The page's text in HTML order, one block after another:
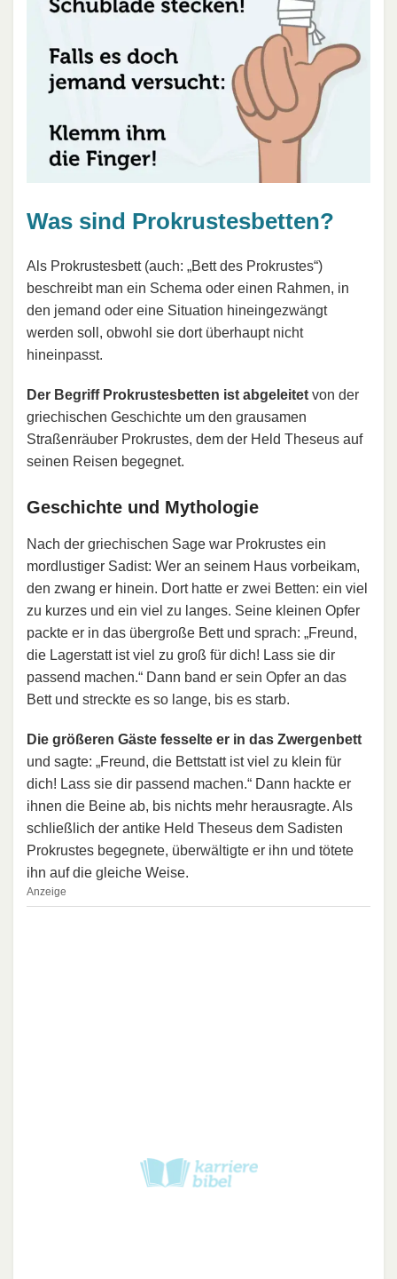
Was sind Prokrustesbetten?
Als Prokrustesbett (auch: „Bett des Prokrustes“)
beschreibt man ein Schema oder einen Rahmen, in
den jemand oder eine Situation hineingezwängt
werden soll, obwohl sie dort überhaupt nicht
hineinpasst.
Der Begriff Prokrustesbetten ist abgeleitet von der
griechischen Geschichte um den grausamen
Straßenräuber Prokrustes, dem der Held Theseus auf
seinen Reisen begegnet.
Geschichte und Mythologie
Nach der griechischen Sage war Prokrustes ein
mordlustiger Sadist: Wer an seinem Haus vorbeikam,
den zwang er hinein. Dort hatte er zwei Betten: ein viel
zu kurzes und ein viel zu langes. Seine kleinen Opfer
packte er in das übergroße Bett und sprach: „Freund,
die Lagerstatt ist viel zu groß für dich! Lass sie dir
passend machen.“ Dann band er sein Opfer an das
Bett und streckte es so lange, bis es starb.
Die größeren Gäste fesselte er in das Zwergenbett
und sagte: „Freund, die Bettstatt ist viel zu klein für
dich! Lass sie dir passend machen.“ Dann hackte er
ihnen die Beine ab, bis nichts mehr herausragte. Als
schließlich der antike Held Theseus dem Sadisten
Prokrustes begegnete, überwältigte er ihn und tötete
ihn auf die gleiche Weise.
Anzeige